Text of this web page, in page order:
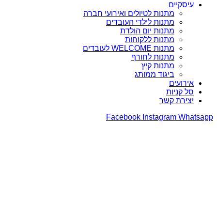
עיסקיים
מתנות לטיולים ואירועי חברה
מתנות לילדי העובדים
מתנות יום הולדת
מתנות ללקוחות
מתנות WELCOME לעובדים
מתנות לחורף
מתנות קיץ
ביגוד ממותג
אירועים
סל קניות
יצירת קשר
Facebook Instagram Whatsapp